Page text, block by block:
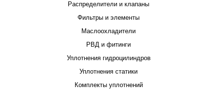
Распределители и клапаны
Фильтры и элементы
Маслоохладители
РВД и фитинги
Уплотнения гидроцилиндров
Уплотнения статики
Комплекты уплотнений